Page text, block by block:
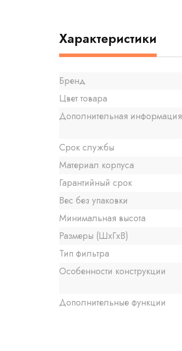
Характеристики
Бренд
Цвет товара
Дополнительная информация
Срок службы
Материал корпуса
Гарантийный срок
Вес без упаковки
Минимальная высота
Размеры (ШxГxВ)
Тип фильтра
Особенности конструкции
Дополнительные функции